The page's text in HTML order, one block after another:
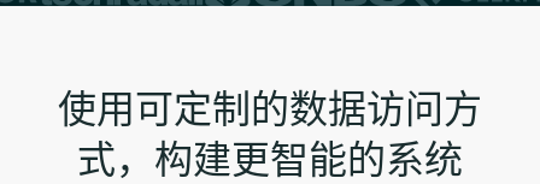
使用可定制的数据访问方
式，构建更智能的系统